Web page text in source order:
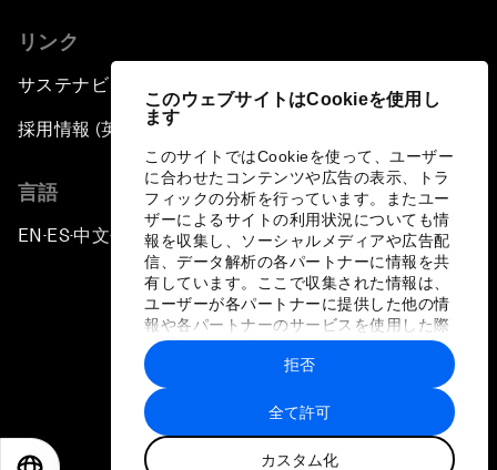
このウェブサイトはCookieを使用し
ます
このサイトではCookieを使って、ユーザー
に合わせたコンテンツや広告の表示、トラ
フィックの分析を行っています。またユー
ザーによるサイトの利用状況についても情
報を収集し、ソーシャルメディアや広告配
信、データ解析の各パートナーに情報を共
有しています。ここで収集された情報は、
ユーザーが各パートナーに提供した他の情
報や各パートナーのサービスを使用した際
に収集された情報と組み合わされ、各パー
トナーによって使用されることがありま
す。
全て許可
カスタム化
拒否
リンク
サステナビリティへの取り組み
採用情報 (英語のみ)
言語
EN ▪ES▪中文▪ 日本語
プライバシーポリシーと利用規約
サイトマップ